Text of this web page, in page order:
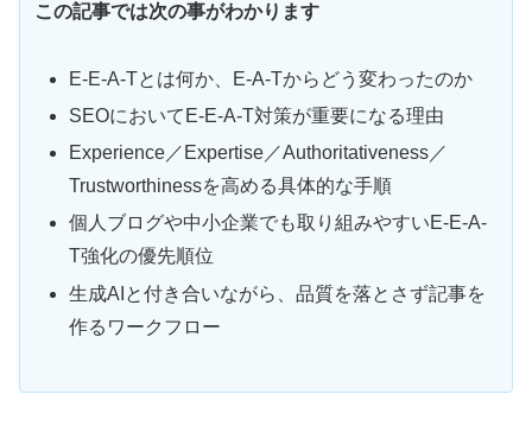
この記事では次の事がわかります
E-E-A-Tとは何か、E-A-Tからどう変わったのか
SEOにおいてE-E-A-T対策が重要になる理由
Experience／Expertise／Authoritativeness／
Trustworthinessを高める具体的な手順
個人ブログや中小企業でも取り組みやすいE-E-A-
T強化の優先順位
生成AIと付き合いながら、品質を落とさず記事を
作るワークフロー